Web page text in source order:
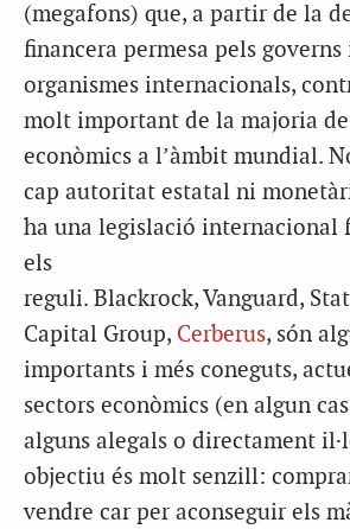
(megafons) que, a partir de la
financera permesa pels governs
organismes internacionals,
molt important de la majoria
econòmics a l’àmbit mundial.
cap autoritat estatal ni
ha una legislació internacional
els
reguli. Blackrock,Vanguard,
Capital Group, Cerberus, són
importants i més coneguts,
sectors econòmics (en algun
alguns alegals o directament
objectiu és molt senzill:
vendre car per aconseguir els